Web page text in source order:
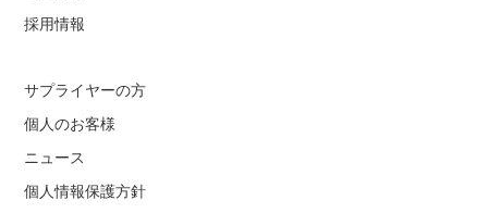
採用情報
サプライヤーの方
個人のお客様
ニュース
個人情報保護方針